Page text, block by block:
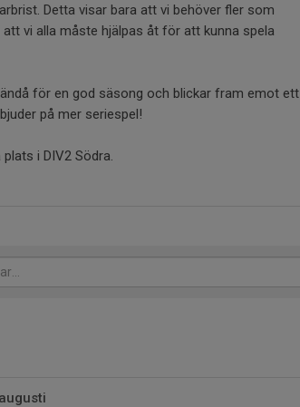
Detta visar bara att vi behöver fler som
vi alla måste hjälpas åt för att kunna spela
för en god säsong och blickar fram emot ett
på mer seriespel!
i DIV2 Södra.